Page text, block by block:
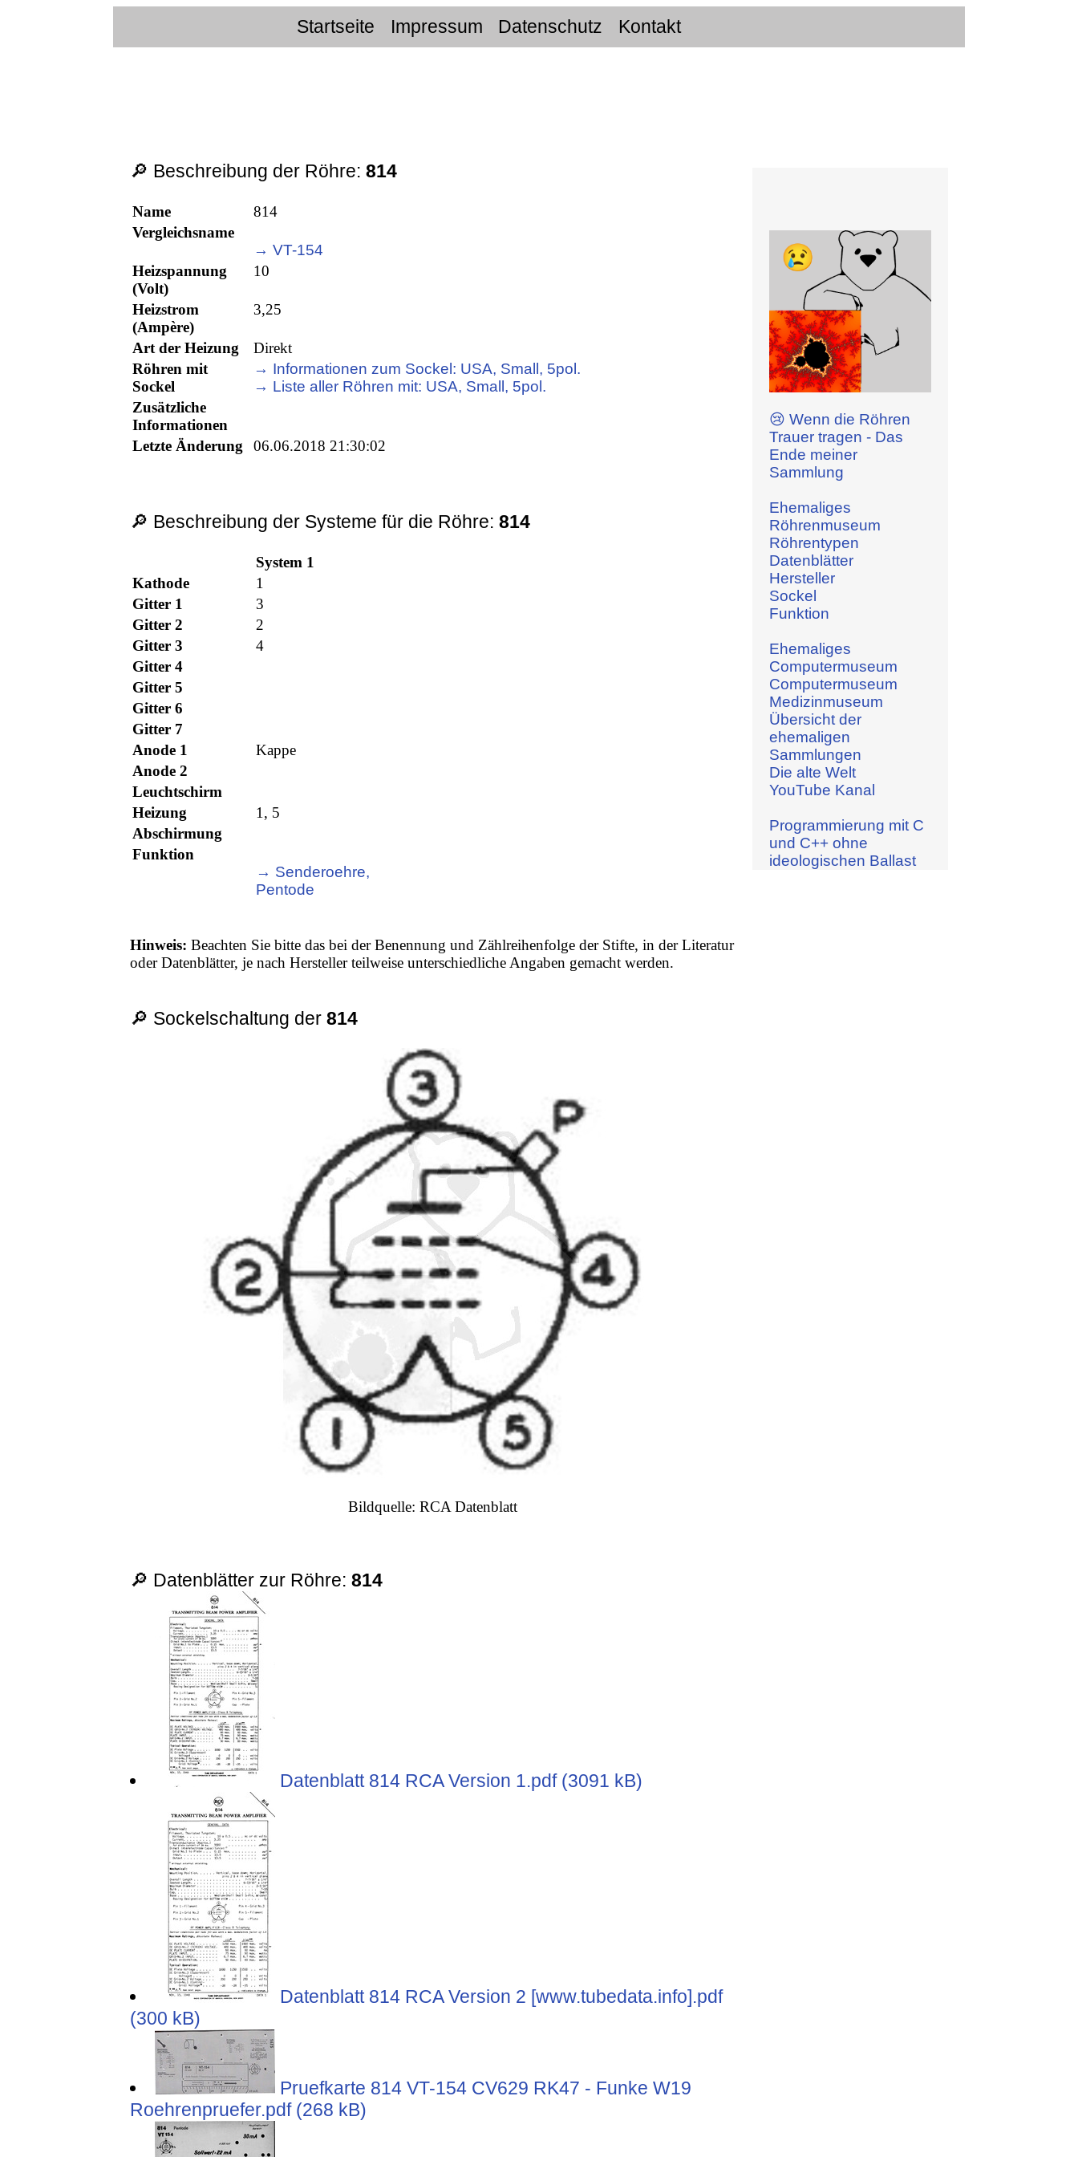
Startseite Impressum Datenschutz Kontakt
🔎 Beschreibung der Röhre:814
Name
814
Vergleichsname
→ VT-154
Heizspannung
(Volt)
10
Heizstrom
(Ampère)
3,25
Art der Heizung
Direkt
Röhren mit
Sockel
→ Informationen zum Sockel: USA, Small, 5pol.
→ Liste aller Röhren mit: USA, Small, 5pol.
Zusätzliche
Informationen
Letzte Änderung
06.06.2018 21:30:02
🔎 Beschreibung der Systeme für die Röhre:814
System 1
Kathode
1
Gitter 1
3
Gitter 2
2
Gitter 3
4
Gitter 4
Gitter 5
Gitter 6
Gitter 7
Anode 1
Kappe
Anode 2
Leuchtschirm
Heizung
1, 5
Abschirmung
Funktion
→ Senderoehre,
Pentode
Hinweis: Beachten Sie bitte das bei der Benennung und Zählreihenfolge der Stifte, in der Literatur
oder Datenblätter, je nach Hersteller teilweise unterschiedliche Angaben gemacht werden.
🔎 Sockelschaltung der814
Bildquelle: RCA Datenblatt
🔎 Datenblätter zur Röhre:814
Datenblatt 814 RCA Version 1.pdf (3091 kB)
Datenblatt 814 RCA Version 2 [www.tubedata.info].pdf
(300 kB)
Pruefkarte 814 VT-154 CV629 RK47 - Funke W19
Roehrenpruefer.pdf (268 kB)
😢 Wenn die Röhren
Trauer tragen - Das
Ende meiner
Sammlung
Ehemaliges
Röhrenmuseum
Röhrentypen
Datenblätter
Hersteller
Sockel
Funktion
Ehemaliges
Computermuseum
Computermuseum
Medizinmuseum
Übersicht der
ehemaligen
Sammlungen
Die alte Welt
YouTube Kanal
Programmierung mit C
und C++ ohne
ideologischen Ballast